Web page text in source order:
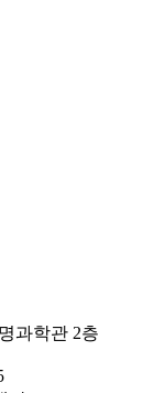
과학관 2층